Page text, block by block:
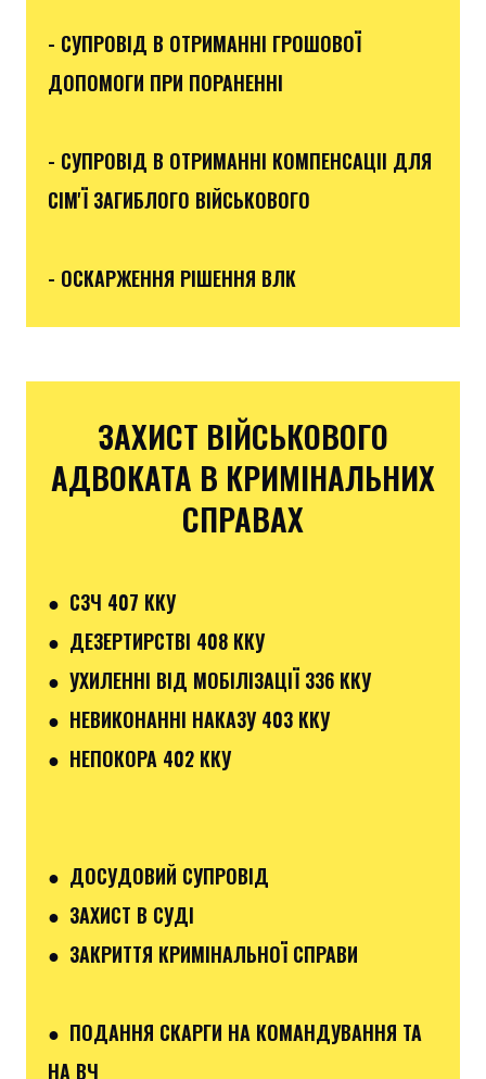
- СУПРОВІД В ОТРИМАННІ ГРОШОВОЇ
ДОПОМОГИ ПРИ ПОРАНЕННІ
- СУПРОВІД В ОТРИМАННІ КОМПЕНСАЦІІ ДЛЯ
СІМ'Ї ЗАГИБЛОГО ВІЙСЬКОВОГО
- ОСКАРЖЕННЯ РІШЕННЯ ВЛК
ЗАХИСТ ВІЙСЬКОВОГО
АДВОКАТА В КРИМІНАЛЬНИХ
СПРАВАХ
● СЗЧ 407 ККУ
● ДЕЗЕРТИРСТВІ 408 ККУ
● УХИЛЕННІ ВІД МОБІЛІЗАЦІЇ 336 ККУ
● НЕВИКОНАННІ НАКАЗУ 403 ККУ
● НЕПОКОРА 402 ККУ
● ДОСУДОВИЙ СУПРОВІД
● ЗАХИСТ В СУДІ
● ЗАКРИТТЯ КРИМІНАЛЬНОЇ СПРАВИ
● ПОДАННЯ СКАРГИ НА КОМАНДУВАННЯ ТА
НА ВЧ